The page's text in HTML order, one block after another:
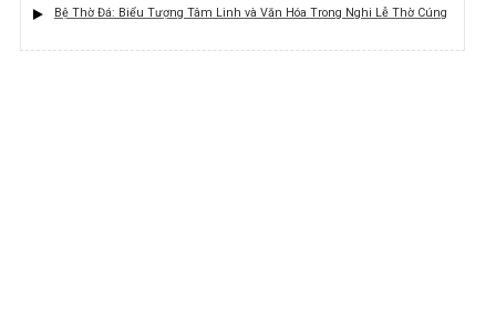
Bệ Thờ Đá: Biểu Tượng Tâm Linh và Văn Hóa Trong Nghi Lễ Thờ Cúng